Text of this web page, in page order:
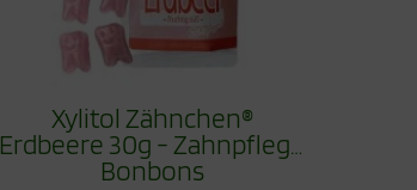
Xylitol Zähnchen®
Erdbeere 30g - Zahnpflege
Bonbons